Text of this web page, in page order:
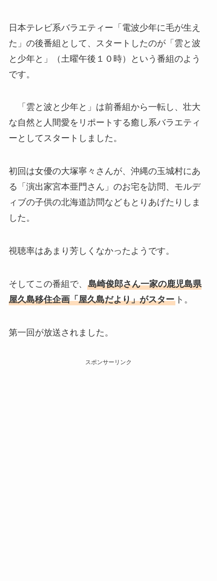
日本テレビ系バラエティー「電波少年に毛が生え
た」の後番組として、スタートしたのが「雲と波
と少年と」（土曜午後１０時）という番組のよう
です。
「雲と波と少年と」は前番組から一転し、壮大
な自然と人間愛をリポートする癒し系バラエティ
ーとしてスタートしました。
初回は女優の大塚寧々さんが、沖縄の玉城村にあ
る「演出家宮本亜門さん」のお宅を訪問、モルデ
ィブの子供の北海道訪問などもとりあげたりしま
した。
視聴率はあまり芳しくなかったようです。
そしてこの番組で、 島崎俊郎さん一家の鹿児島県
屋久島移住企画「屋久島だより」がスタート。
第一回が放送されました。
スポンサーリンク